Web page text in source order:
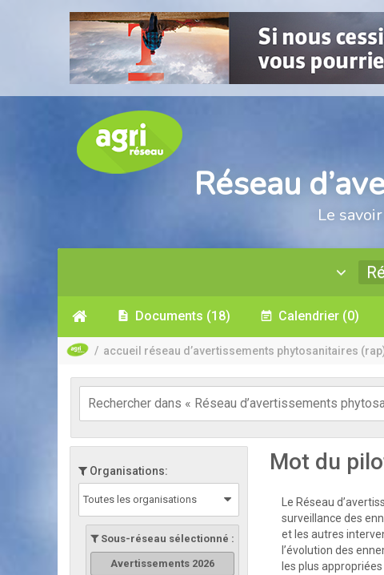
Réseau
Le
Documents (18) Calendrier (0)
/ accueil réseau d’avertissements phytosanitaires
Organisations:
Toutes les organisations
Sous-réseau sélectionné :
Avertissements 2026
Mot du
Le Réseau
surveillance des
et les autres
l’évolution des
les plus